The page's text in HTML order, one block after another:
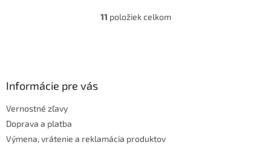
O
r
11 položiek celkom
Informácie pre vás
Vernostné zľavy
Doprava a platba
Výmena, vrátenie a reklamácia produktov